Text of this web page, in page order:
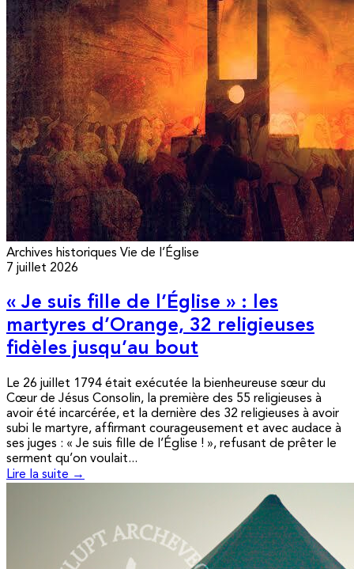
Archives historiques Vie de l’Église
7 juillet 2026
« Je suis fille de l’Église » : les
martyres d’Orange, 32 religieuses
fidèles jusqu’au bout
Le 26 juillet 1794 était exécutée la bienheureuse sœur du
Cœur de Jésus Consolin, la première des 55 religieuses à
avoir été incarcérée, et la dernière des 32 religieuses à avoir
subi le martyre, affirmant courageusement et avec audace à
ses juges : « Je suis fille de l’Église ! », refusant de prêter le
serment qu’on voulait...
Lire la suite →